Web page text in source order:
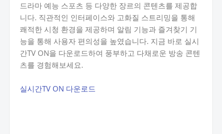
드라마 예능 스포츠 등 다양한 장르의 콘텐츠를 제공합
니다. 직관적인 인터페이스와 고화질 스트리밍을 통해
쾌적한 시청 환경을 제공하며 알림 기능과 즐겨찾기 기
능을 통해 사용자 편의성을 높였습니다. 지금 바로 실시
간TV ON을 다운로드하여 풍부하고 다채로운 방송 콘텐
츠를 경험해보세요.
실시간TV ON 다운로드